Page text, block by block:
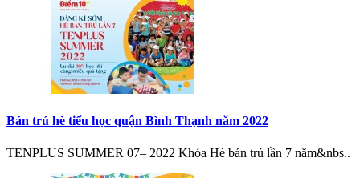
Bán trú hè tiểu học quận Bình Thạnh năm 2022
TENPLUS SUMMER 07– 2022 Khóa Hè bán trú lần 7 năm&nbs..